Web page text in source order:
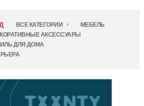
ВСЕ КАТЕГОРИИ
МЕБЕЛЬ
АКСЕССУАРЫ
ДЛЯ ДОМА